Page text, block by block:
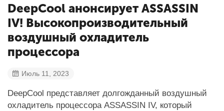
DeepCool анонсирует ASSASSIN
IV! Высокопроизводительный
воздушный охладитель
процессора
Июль 11, 2023
DeepCool представляет долгожданный воздушный
охладитель процессора ASSASSIN IV, который